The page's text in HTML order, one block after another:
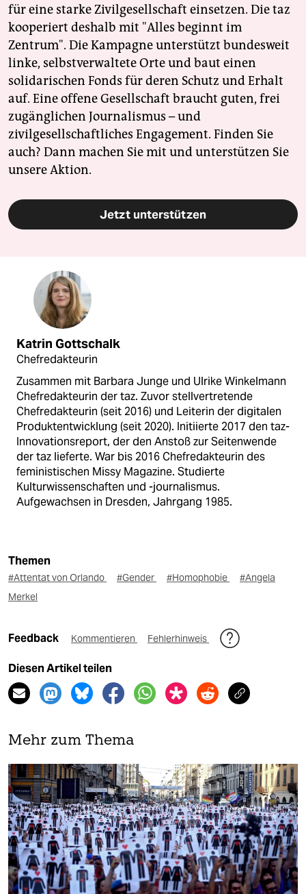
für eine starke Zivilgesellschaft einsetzen. Die taz
kooperiert deshalb mit "Alles beginnt im
Zentrum". Die Kampagne unterstützt bundesweit
linke, selbstverwaltete Orte und baut einen
solidarischen Fonds für deren Schutz und Erhalt
auf. Eine offene Gesellschaft braucht guten, frei
zugänglichen Journalismus – und
zivilgesellschaftliches Engagement. Finden Sie
auch? Dann machen Sie mit und unterstützen Sie
unsere Aktion.
Jetzt unterstützen
Katrin Gottschalk
Chefredakteurin
Zusammen mit Barbara Junge und Ulrike Winkelmann
Chefredakteurin der taz. Zuvor stellvertretende
Chefredakteurin (seit 2016) und Leiterin der digitalen
Produktentwicklung (seit 2020). Initiierte 2017 den taz-
Innovationsreport, der den Anstoß zur Seitenwende
der taz lieferte. War bis 2016 Chefredakteurin des
feministischen Missy Magazine. Studierte
Kulturwissenschaften und -journalismus.
Aufgewachsen in Dresden, Jahrgang 1985.
Themen
#Attentat von Orlando #Gender #Homophobie
#Angela
Merkel
Feedback Kommentieren Fehlerhinweis
Diesen Artikel teilen
Mehr zum Thema